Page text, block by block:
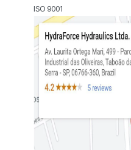
ISO 9001